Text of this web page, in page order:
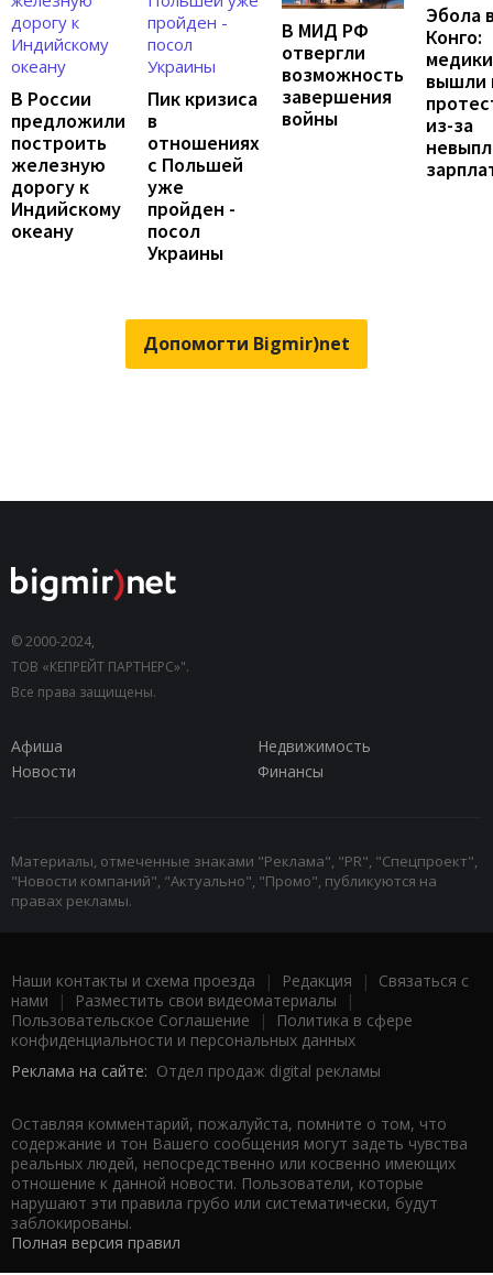
В России
предложили
построить
железную
дорогу к
Индийскому
океану
Пик кризиса
в
отношениях
с Польшей
уже
пройден -
посол
Украины
В МИД РФ
отвергли
возможность
завершения
войны
Эбола
Конго:
медики
вышли
из-за
Допомогти Bigmir)net
© 2000-2024,
ТОВ «КЕПРЕЙТ ПАРТНЕРС»".
Все права защищены.
Афиша
Недвижимость
Новости
Финансы
Материалы, отмеченные знаками "Реклама", "PR", "Спецпроект",
"Новости компаний", "Актуально", "Промо", публикуются на
правах рекламы.
Наши контакты и схема проезда | Редакция | Связаться с
нами | Разместить свои видеоматериалы |
Пользовательское Соглашение |
Политика в сфере
конфиденциальности и персональных данных
Реклама на сайте: Отдел продаж digital рекламы
Оставляя комментарий, пожалуйста, помните о том, что
содержание и тон Вашего сообщения могут задеть чувства
реальных людей, непосредственно или косвенно имеющих
отношение к данной новости. Пользователи, которые
нарушают эти правила грубо или систематически, будут
заблокированы.
Полная версия правил